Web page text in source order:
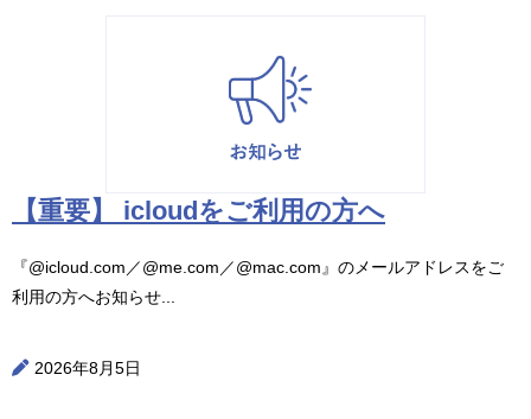
【重要】 icloudをご利用の方へ
『@icloud.com／@me.com／@mac.com』のメールアドレスをご
利用の方へお知らせ...
2026年8月5日